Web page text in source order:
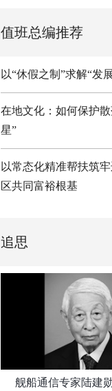
值班总编推荐
以“休假之制”求解“发
在地文化：如何保护
星”
以常态化精准帮扶筑
区共同富裕根基
追思
舰船通信专家陆建